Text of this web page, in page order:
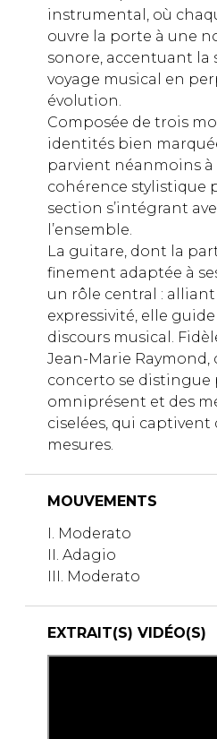
instrumental, où
ouvre la porte à une
sonore, accentuant la
voyage musical en
évolution.
Composée de trois
identités bien
parvient néanmoins à
cohérence stylistique
section s’intégrant
l’ensemble.
La guitare, dont la
finement adaptée à
un rôle central :
expressivité, elle
discours musical.
Jean-Marie Raymond,
concerto se distingue
omniprésent et des
ciselées, qui captivent
mesures.
MOUVEMENTS
I. Moderato
II. Adagio
III. Moderato
EXTRAIT(S) VIDÉO(S)